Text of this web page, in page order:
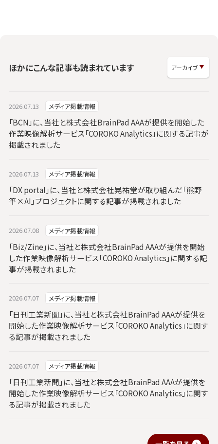
ほかにこんな記事も読まれています
2026.07.13 メディア掲載情報
「BCN」に、当社と株式会社BrainPad AAAが提供を開始した
作業映像解析サービス「COROKO Analytics」に関する記事が
掲載されました
2026.07.13 メディア掲載情報
「DX portal」に、当社と株式会社晃祐堂が取り組んだ「熊野
筆×AI」プロジェクトに関する記事が掲載されました
2026.07.08 メディア掲載情報
「Biz/Zine」に、当社と株式会社BrainPad AAAが提供を開始
した作業映像解析サービス「COROKO Analytics」に関する記
事が掲載されました
2026.07.07 メディア掲載情報
「日刊工業新聞」に、当社と株式会社BrainPad AAAが提供を
開始した作業映像解析サービス「COROKO Analytics」に関す
る記事が掲載されました
2026.07.07 メディア掲載情報
「日刊工業新聞」に、当社と株式会社BrainPad AAAが提供を
開始した作業映像解析サービス「COROKO Analytics」に関す
る記事が掲載されました